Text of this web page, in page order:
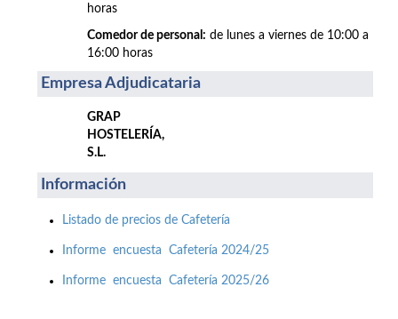
horas
Comedor de personal: de lunes a viernes de 10:00 a
16:00 horas
Empresa Adjudicataria
GRAP
HOSTELERÍA,
S.L.
Información
Listado de precios de Cafetería
Informe encuesta Cafetería 2024/25
Informe encuesta Cafetería 2025/26